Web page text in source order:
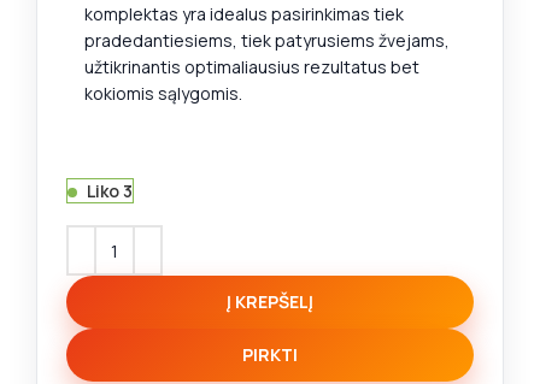
komplektas yra idealus pasirinkimas tiek
pradedantiesiems, tiek patyrusiems žvejams,
užtikrinantis optimaliausius rezultatus bet
kokiomis sąlygomis.
Liko 3
Į KREPŠELĮ
PIRKTI